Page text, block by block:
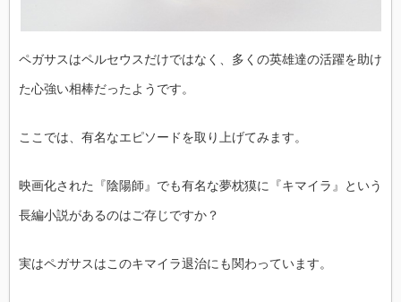
ペガサスはペルセウスだけではなく、多くの英雄達の活躍を助け
た心強い相棒だったようです。
ここでは、有名なエピソードを取り上げてみます。
映画化された『陰陽師』でも有名な夢枕獏に『キマイラ』という
長編小説があるのはご存じですか？
実はペガサスはこのキマイラ退治にも関わっています。